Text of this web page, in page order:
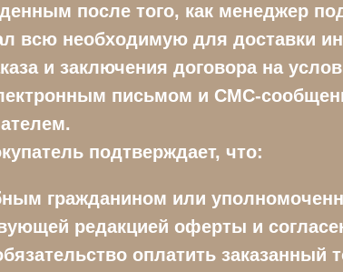
после того, как менеджер
всю необходимую для доставки
и заключения договора на
письмом и СМС-
подтверждает, что:
гражданином или
редакцией оферты и
оплатить заказанный